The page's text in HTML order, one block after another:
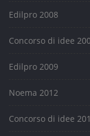
Edilpro 2008
Concorso di idee
Edilpro 2009
Noema 2012
Concorso di idee